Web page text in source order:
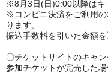
※8月3日(日)0:00以降はキ
※コンビニ決済をご利用
ります。
振込手数料を引いた金額を
〇チケットサイトのキャ
参加チケットが完売した